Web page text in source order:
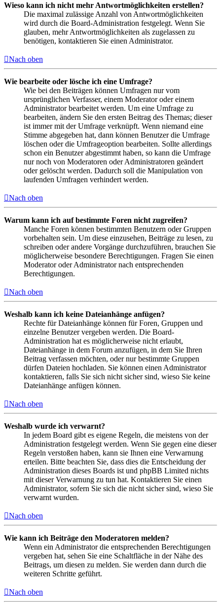
Wieso kann ich nicht mehr Antwortmöglichkeiten erstellen?
Die maximal zulässige Anzahl von Antwortmöglichkeiten
wird durch die Board-Administration festgelegt. Wenn Sie
glauben, mehr Antwortmöglichkeiten als zugelassen zu
benötigen, kontaktieren Sie einen Administrator.
Nach oben
Wie bearbeite oder lösche ich eine Umfrage?
Wie bei den Beiträgen können Umfragen nur vom
ursprünglichen Verfasser, einem Moderator oder einem
Administrator bearbeitet werden. Um eine Umfrage zu
bearbeiten, ändern Sie den ersten Beitrag des Themas; dieser
ist immer mit der Umfrage verknüpft. Wenn niemand eine
Stimme abgegeben hat, dann können Benutzer die Umfrage
löschen oder die Umfrageoption bearbeiten. Sollte allerdings
schon ein Benutzer abgestimmt haben, so kann die Umfrage
nur noch von Moderatoren oder Administratoren geändert
oder gelöscht werden. Dadurch soll die Manipulation von
laufenden Umfragen verhindert werden.
Nach oben
Warum kann ich auf bestimmte Foren nicht zugreifen?
Manche Foren können bestimmten Benutzern oder Gruppen
vorbehalten sein. Um diese einzusehen, Beiträge zu lesen, zu
schreiben oder andere Vorgänge durchzuführen, brauchen Sie
möglicherweise besondere Berechtigungen. Fragen Sie einen
Moderator oder Administrator nach entsprechenden
Berechtigungen.
Nach oben
Weshalb kann ich keine Dateianhänge anfügen?
Rechte für Dateianhänge können für Foren, Gruppen und
einzelne Benutzer vergeben werden. Die Board-
Administration hat es möglicherweise nicht erlaubt,
Dateianhänge in dem Forum anzufügen, in dem Sie Ihren
Beitrag verfassen möchten, oder nur bestimmte Gruppen
dürfen Dateien hochladen. Sie können einen Administrator
kontaktieren, falls Sie sich nicht sicher sind, wieso Sie keine
Dateianhänge anfügen können.
Nach oben
Weshalb wurde ich verwarnt?
In jedem Board gibt es eigene Regeln, die meistens von der
Administration festgelegt werden. Wenn Sie gegen eine dieser
Regeln verstoßen haben, kann sie Ihnen eine Verwarnung
erteilen. Bitte beachten Sie, dass dies die Entscheidung der
Administration dieses Boards ist und phpBB Limited nichts
mit dieser Verwarnung zu tun hat. Kontaktieren Sie einen
Administrator, sofern Sie sich die nicht sicher sind, wieso Sie
verwarnt wurden.
Nach oben
Wie kann ich Beiträge den Moderatoren melden?
Wenn ein Administrator die entsprechenden Berechtigungen
vergeben hat, sehen Sie eine Schaltfläche in der Nähe des
Beitrags, um diesen zu melden. Sie werden dann durch die
weiteren Schritte geführt.
Nach oben